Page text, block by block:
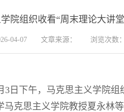
院组织收看“周末理论大讲
04-07 文章来源： 浏览次数：
日下午，马克思主义学院
克思主义学院教授夏永林